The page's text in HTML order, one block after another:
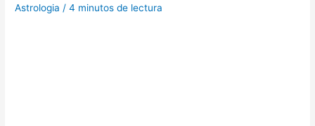
Astrologia /4 minutos de lectura